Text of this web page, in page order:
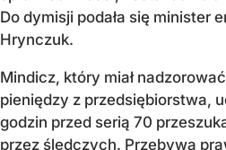
Do dymisji podała się minister
Hrynczuk.
Mindicz, który miał
pieniędzy z przedsiębiorstwa,
godzin przed serią 70
przez śledczych. Przebywa